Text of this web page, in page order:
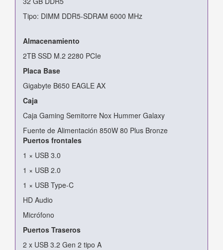
Tipo: DIMM DDR5-SDRAM 6000 MHz
Almacenamiento
2TB SSD M.2 2280 PCIe
Placa Base
Gigabyte B650 EAGLE AX
Caja
Caja Gaming Semitorre Nox Hummer Galaxy
Fuente de Alimentación 850W 80 Plus Bronze
Puertos frontales
1 × USB 3.0
1 × USB 2.0
1 × USB Type-C
HD Audio
Micrófono
Puertos Traseros
2 x USB 3.2 Gen 2 tipo A